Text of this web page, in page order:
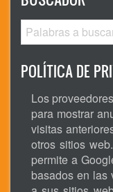
Busqueshon
POLÍTICA DE
Los
para mostrar
visitas
otros sitios
permite a
basados en las